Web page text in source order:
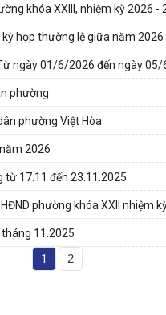
khóa XXIII, nhiệm kỳ 2026 -
họp thường lệ giữa năm
(Từ ngày 01/6/2026 đến ngày
phường
phường Việt Hòa
2026
từ 17.11 đến 23.11.2025
phường khóa XXII nhiệm
11.2025
1 2